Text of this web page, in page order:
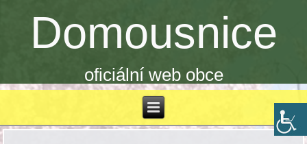
Domousnice
oficiální web obce